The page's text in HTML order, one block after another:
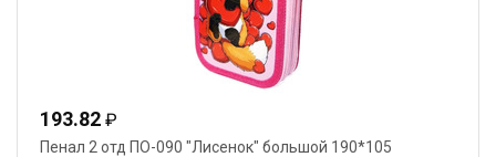
193.82 ₽
Пенал 2 отд ПО-090 "Лисенок" большой 190*105